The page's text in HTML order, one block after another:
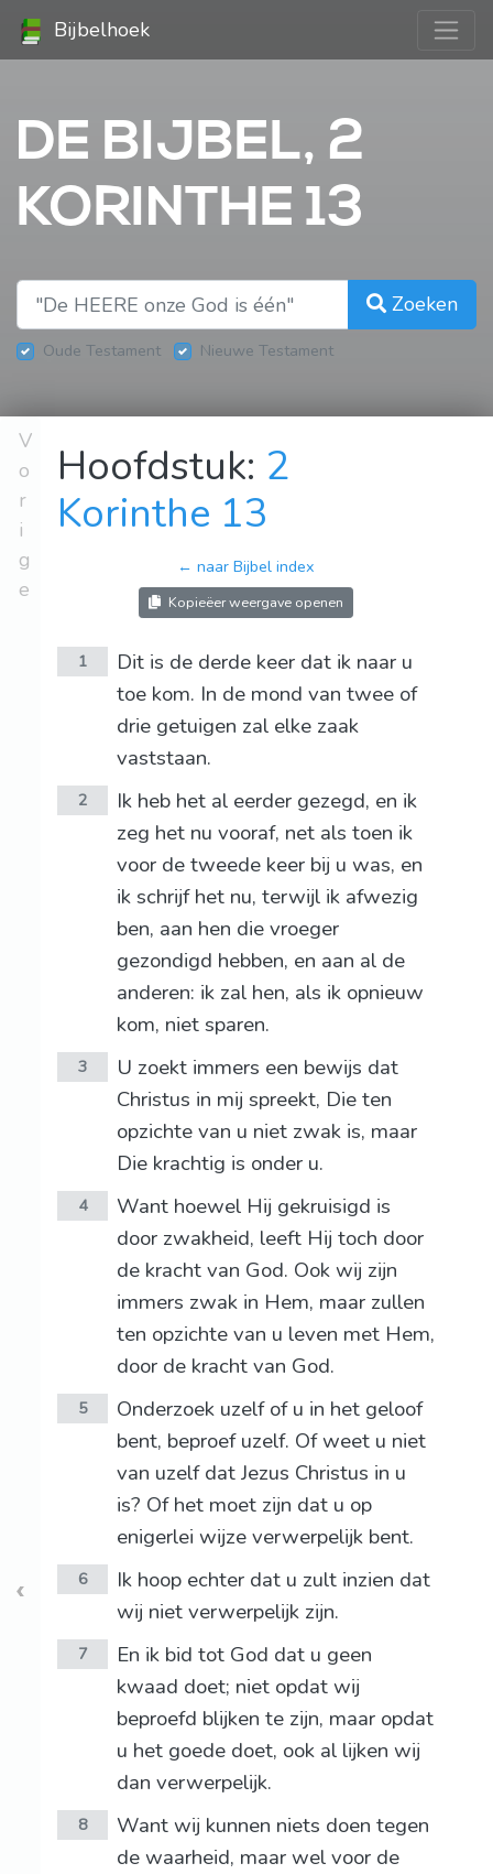
Bijbelhoek
DE BIJBEL, 2
KORINTHE 13
Zoeken
Oude Testament Nieuwe Testament
V
o
r
i
g
e
Hoofdstuk: 2
Korinthe 13
← naar Bijbel index
Kopieëer weergave openen
1
Dit is de derde keer dat ik naar u
toe kom. In de mond van twee of
drie getuigen zal elke zaak
vaststaan.
2
Ik heb het al eerder gezegd, en ik
zeg het nu vooraf, net als toen ik
voor de tweede keer bij u was, en
ik schrijf het nu, terwijl ik afwezig
ben, aan hen die vroeger
gezondigd hebben, en aan al de
anderen: ik zal hen, als ik opnieuw
kom, niet sparen.
3
U zoekt immers een bewijs dat
Christus in mij spreekt, Die ten
opzichte van u niet zwak is, maar
Die krachtig is onder u.
4
Want hoewel Hij gekruisigd is
door zwakheid, leeft Hij toch door
de kracht van God. Ook wij zijn
immers zwak in Hem, maar zullen
ten opzichte van u leven met Hem,
door de kracht van God.
5
Onderzoek uzelf of u in het geloof
bent, beproef uzelf. Of weet u niet
van uzelf dat Jezus Christus in u
is? Of het moet zijn dat u op
enigerlei wijze verwerpelijk bent.
6
Ik hoop echter dat u zult inzien dat
wij niet verwerpelijk zijn.
7
En ik bid tot God dat u geen
kwaad doet; niet opdat wij
beproefd blijken te zijn, maar opdat
u het goede doet, ook al lijken wij
dan verwerpelijk.
8
Want wij kunnen niets doen tegen
de waarheid, maar wel voor de